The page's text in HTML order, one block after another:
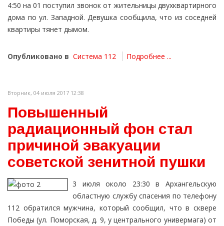
4:50 на 01 поступил звонок от жительницы двухквартирного
дома по ул. Западной. Девушка сообщила, что из соседней
квартиры тянет дымом.
Опубликовано в Система 112 Подробнее ...
Вторник, 04 июля 2017 12:38
Повышенный
радиационный фон стал
причиной эвакуации
советской зенитной пушки
3 июля около 23:30 в Архангельскую
областную службу спасения по телефону
112 обратился мужчина, который сообщил, что в сквере
Победы (ул. Поморская, д. 9, у центрального универмага) от